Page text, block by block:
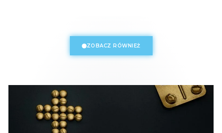
ZOBACZ RÓWNIEŻ